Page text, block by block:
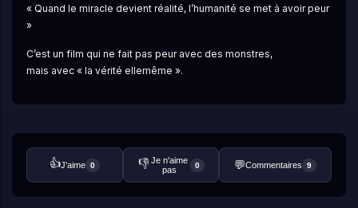
« Quand le miracle devient réalité, l’humanité se met à avoir peur
»
C’est un film qui ne fait pas peur avec des monstres,
mais avec « la vérité ellemême ».
👍J'aime 0 👎 Je n'aime
pas
0 💬Commentaires 9